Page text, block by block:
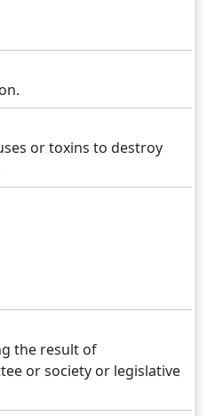
or toxins to destroy
the result of
or society or legislative